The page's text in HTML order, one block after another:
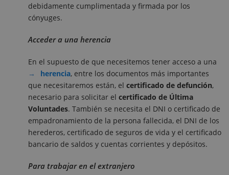
debidamente cumplimentada y firmada por los
cónyuges.
Acceder a una herencia
En el supuesto de que necesitemos tener acceso a una
herencia, entre los documentos más importantes
que necesitaremos están, el certificado de defunción,
necesario para solicitar el certificado de Última
Voluntades. También se necesita el DNI o certificado de
empadronamiento de la persona fallecida, el DNI de los
herederos, certificado de seguros de vida y el certificado
bancario de saldos y cuentas corrientes y depósitos.
Para trabajar en el extranjero